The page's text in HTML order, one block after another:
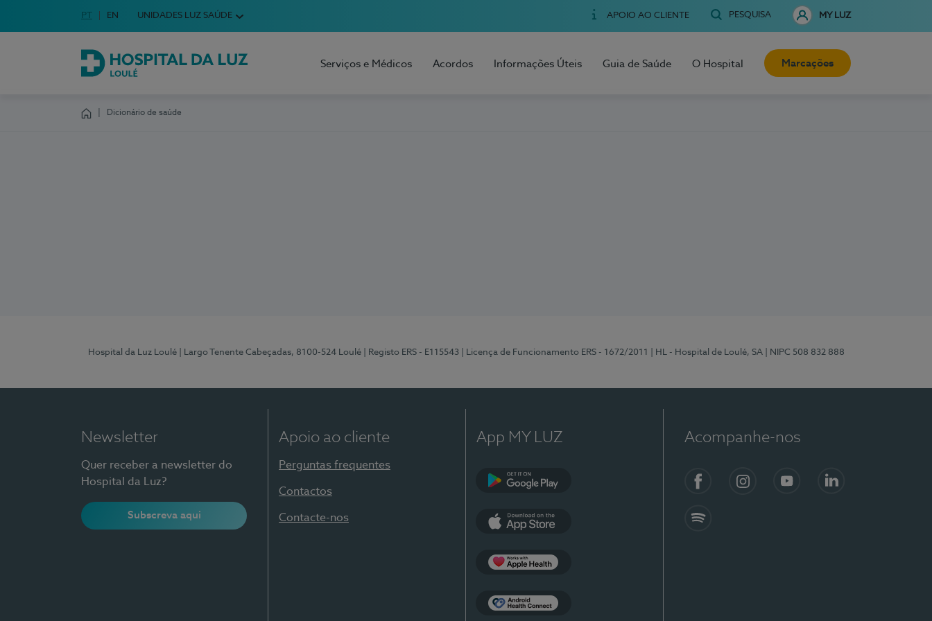
Escolha o seu idioma
Idioma em Português
PT English Language
EN UNIDADES LUZ SAÚDE APOIO AO CLIENTE PESQUISA MY LUZ
Hospital da Luz Loulé
Serviços e Médicos Acordos Informações Úteis Guia de Saúde O Hospital Marcações
Dicionário de saúde
Hospital da Luz Loulé | Largo Tenente Cabeçadas, 8100-524 Loulé | Registo ERS - E115543 | Licença de Funcionamento ERS - 1672/2011 | HL - Hospital de Loulé, SA | NIPC 508 832 888
Newsletter
Quer receber a newsletter do
Hospital da Luz?
Subscreva aqui
Apoio ao cliente
Perguntas frequentes
Contactos
Contacte-nos
App MY LUZ Acompanhe-nos